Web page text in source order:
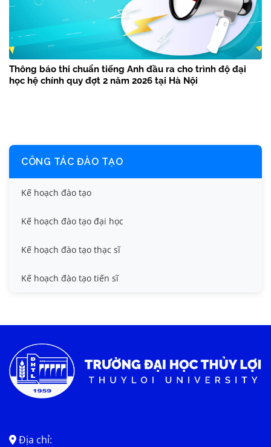
Thông báo thi chuẩn tiếng Anh đầu ra cho trình độ đại
học hệ chính quy đợt 2 năm 2026 tại Hà Nội
CÔNG TÁC ĐÀO TẠO
Kế hoạch đào tạo
Kế hoạch đào tạo đại học
Kế hoạch đào tạo thạc sĩ
Kế hoạch đào tạo tiến sĩ
Địa chỉ: